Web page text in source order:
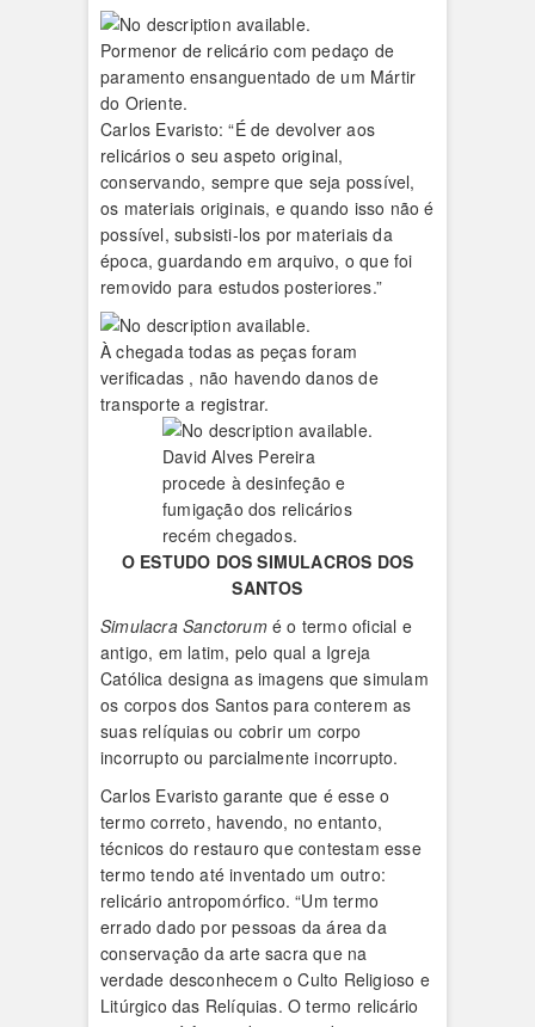
Pormenor de relicário com pedaço de
paramento ensanguentado de um Mártir
do Oriente.
Carlos Evaristo: “É de devolver aos
relicários o seu aspeto original,
conservando, sempre que seja possível,
os materiais originais, e quando isso não é
possível, subsisti-los por materiais da
época, guardando em arquivo, o que foi
removido para estudos posteriores.”
À chegada todas as peças foram
verificadas , não havendo danos de
transporte a registrar.
David Alves Pereira
procede à desinfeção e
fumigação dos relicários
recém chegados.
O ESTUDO DOS SIMULACROS DOS
SANTOS
Simulacra Sanctorumé o termo oficial e
antigo, em latim, pelo qual a Igreja
Católica designa as imagens que simulam
os corpos dos Santos para conterem as
suas relíquias ou cobrir um corpo
incorrupto ou parcialmente incorrupto.
Carlos Evaristo garante que é esse o
termo correto, havendo, no entanto,
técnicos do restauro que contestam esse
termo tendo até inventado um outro:
relicário antropomórfico. “Um termo
errado dado por pessoas da área da
conservação da arte sacra que na
verdade desconhecem o Culto Religioso e
Litúrgico das Relíquias. O termo relicário